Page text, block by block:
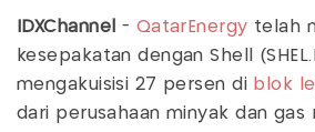
IDXChannel - QatarEnergy telah
kesepakatan dengan Shell
mengakuisisi 27 persen di blok
dari perusahaan minyak dan gas